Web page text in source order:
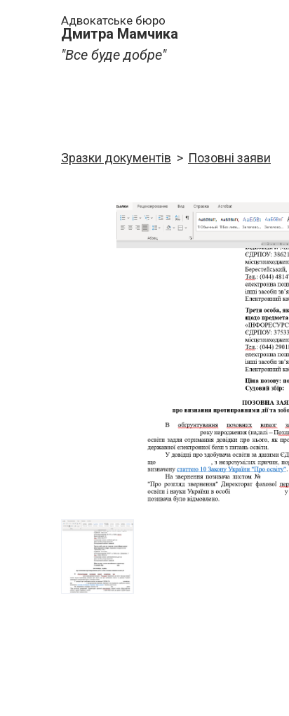
Адвокатське бюро
Дмитра Мамчика
"Все буде добре"
Зразки документів Позовні заяви